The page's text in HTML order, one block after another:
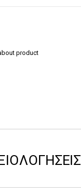
product